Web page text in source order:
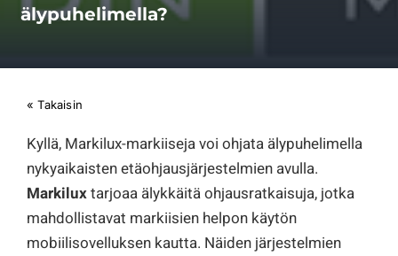
älypuhelimella?
« Takaisin
Kyllä, Markilux-markiiseja voi ohjata älypuhelimella
nykyaikaisten etäohjausjärjestelmien avulla.
Markiluxtarjoaa älykkäitä ohjausratkaisuja, jotka
mahdollistavat markiisien helpon käytön
mobiilisovelluksen kautta. Näiden järjestelmien